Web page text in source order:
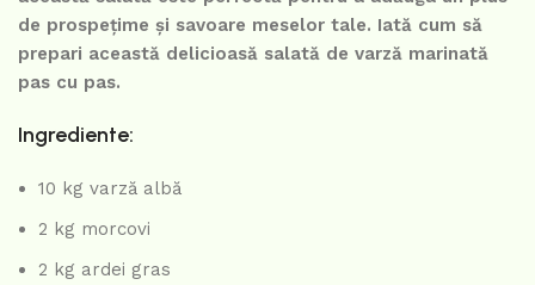
de prospețime și savoare meselor tale. Iată cum să
prepari această delicioasă salată de varză marinată
pas cu pas.
Ingrediente:
10 kg varză albă
2 kg morcovi
2 kg ardei gras